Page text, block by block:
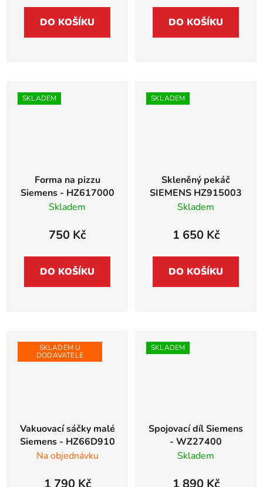
DO KOŠÍKU DO KOŠÍKU
SKLADEM
Forma na pizzu
Siemens - HZ617000
Skladem
750 Kč
DO KOŠÍKU
SKLADEM
Skleněný pekáč
SIEMENS HZ915003
Skladem
1 650 Kč
DO KOŠÍKU
SKLADEM U
DODAVATELE
Vakuovací sáčky malé
Siemens - HZ66D910
Na objednávku
SKLADEM
Spojovací díl Siemens
- WZ27400
Skladem